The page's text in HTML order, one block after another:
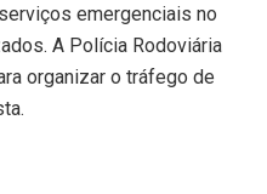
emergenciais no
A Polícia Rodoviária
organizar o tráfego de